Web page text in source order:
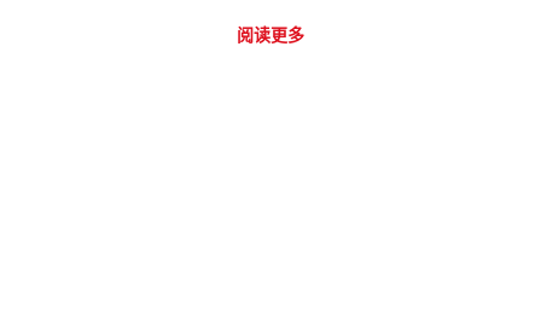
阅读更多